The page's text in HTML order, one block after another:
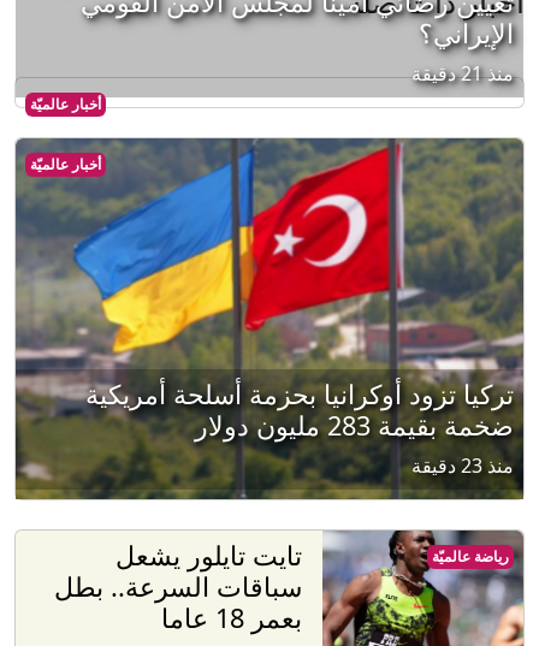
أخبار عالميّة
الإيراني؟
منذ 21 دقيقة
أخبار عالميّة
تركيا تزود أوكرانيا بحزمة أسلحة أمريكية
ضخمة بقيمة 283 مليون دولار
منذ 23 دقيقة
تايت تايلور يشعل
سباقات السرعة.. بطل
بعمر 18 عاما
رياضة عالميّة